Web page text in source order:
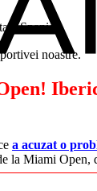
Spaniei.
noastre.
a acuzat o
la Miami